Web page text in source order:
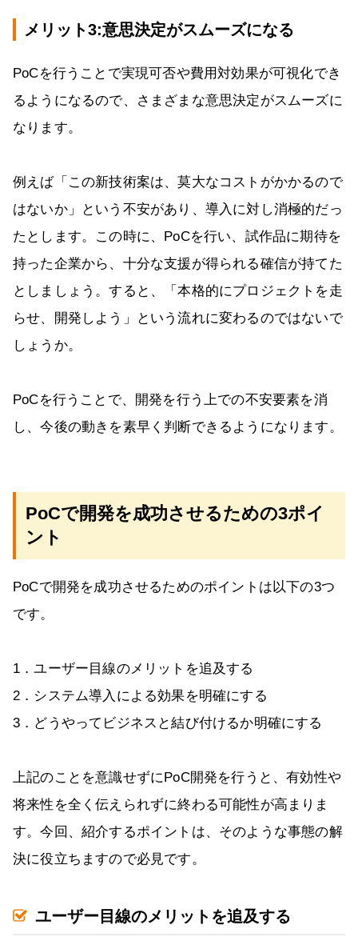
メリット3:意思決定がスムーズになる
PoCを行うことで実現可否や費用対効果が可視化でき
るようになるので、さまざまな意思決定がスムーズに
なります。
例えば「この新技術案は、莫大なコストがかかるので
はないか」という不安があり、導入に対し消極的だっ
たとします。この時に、PoCを行い、試作品に期待を
持った企業から、十分な支援が得られる確信が持てた
としましょう。すると、「本格的にプロジェクトを走
らせ、開発しよう」という流れに変わるのではないで
しょうか。
PoCを行うことで、開発を行う上での不安要素を消
し、今後の動きを素早く判断できるようになります。
PoCで開発を成功させるための3ポイ
ント
PoCで開発を成功させるためのポイントは以下の3つ
です。
1．ユーザー目線のメリットを追及する
2．システム導入による効果を明確にする
3．どうやってビジネスと結び付けるか明確にする
上記のことを意識せずにPoC開発を行うと、有効性や
将来性を全く伝えられずに終わる可能性が高まりま
す。今回、紹介するポイントは、そのような事態の解
決に役立ちますので必見です。
ユーザー目線のメリットを追及する